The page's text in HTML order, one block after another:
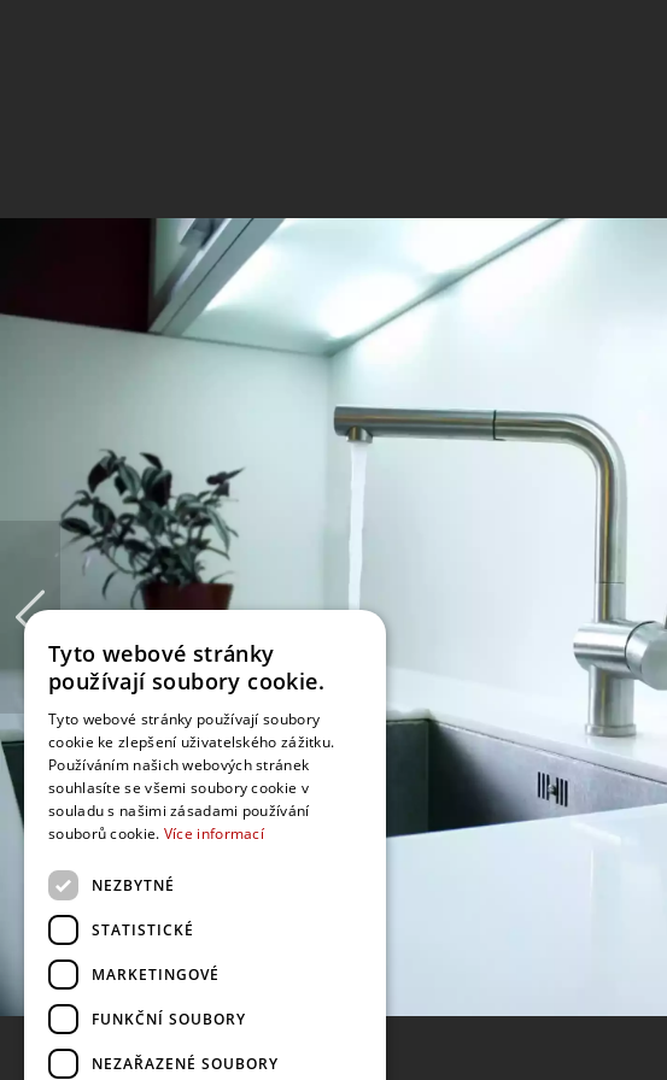
Tyto webové stránky
používají soubory cookie.
Tyto webové stránky používají soubory
cookie ke zlepšení uživatelského zážitku.
Používáním našich webových stránek
souhlasíte se všemi soubory cookie v
souladu s našimi zásadami používání
souborů cookie. Více informací
NEZBYTNÉ
STATISTICKÉ
MARKETINGOVÉ
FUNKČNÍ SOUBORY
NEZAŘAZENÉ SOUBORY